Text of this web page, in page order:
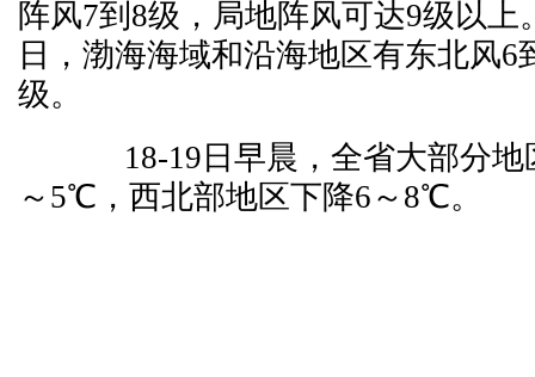
阵风7到8级，局地阵风可达9级以上
日，渤海海域和沿海地区有东北风6
级。
18-19日早晨，全省大部分地
～5℃，西北部地区下降6～8℃。